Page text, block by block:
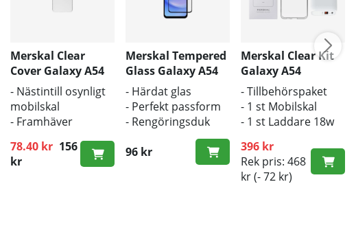
Merskal Clear
Cover Galaxy A54
- Nästintill osynligt
mobilskal
- Framhäver
originaldesign
- Bra skydd mot
78.40 kr 156
kr
Ordinarie pris:
Merskal Tempered
Glass Galaxy A54
(3D) - BULK
- Härdat glas
- Perfekt passform
- Rengöringsduk
inkluderad
96 kr
Merskal Clear Kit
Galaxy A54
- Tillbehörspaket
- 1 st Mobilskal
- 1 st Laddare 18w
396 kr
Rek pris: 468
kr(- 72 kr)